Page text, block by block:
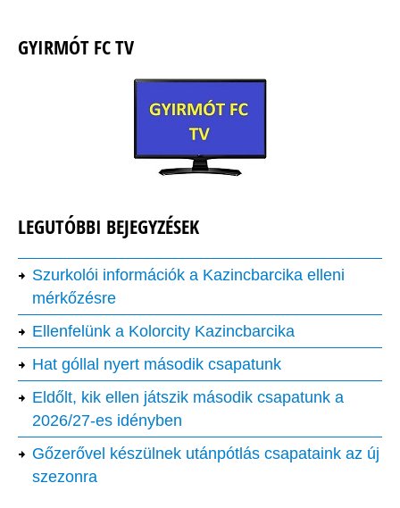
GYIRMÓT FC TV
LEGUTÓBBI BEJEGYZÉSEK
Szurkolói információk a Kazincbarcika elleni
mérkőzésre
Ellenfelünk a Kolorcity Kazincbarcika
Hat góllal nyert második csapatunk
Eldőlt, kik ellen játszik második csapatunk a
2026/27-es idényben
Gőzerővel készülnek utánpótlás csapataink az új
szezonra